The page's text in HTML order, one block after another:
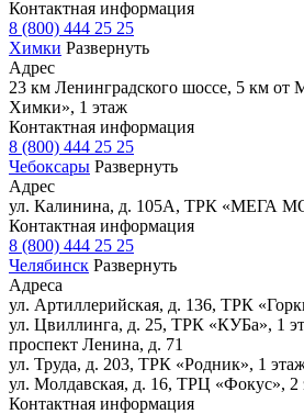
Контактная информация
8 (800) 444 25 25
Химки Развернуть
Адрес
23 км Ленинградского шоссе, 5 км
Химки», 1 этаж
Контактная информация
8 (800) 444 25 25
Чебоксары Развернуть
Адрес
ул. Калинина, д. 105А, ТРК «МЕГА
Контактная информация
8 (800) 444 25 25
Челябинск Развернуть
Адреса
ул. Артиллерийская, д. 136, ТРК
ул. Цвиллинга, д. 25, ТРК «КУБа», 1
проспект Ленина, д. 71
ул. Труда, д. 203, ТРК «Родник», 1
ул. Молдавская, д. 16, ТРЦ «Фокус», 2
Контактная информация